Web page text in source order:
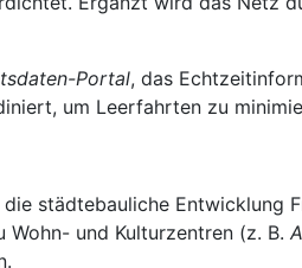
Portal, das
um Leerfahrten zu
städtebauliche
und Kulturzentren (z. B.